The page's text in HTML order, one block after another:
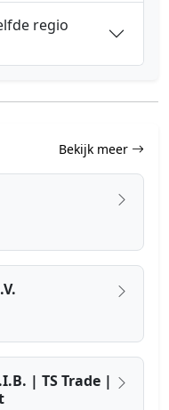
regio
Bekijk meer
| TS Trade |